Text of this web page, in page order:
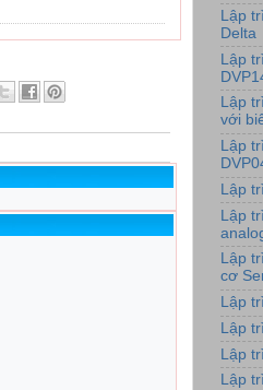
Lập
Delta
Lập
Lập
với
Lập
Lập
Lập
Lập
cơ
Lập
Lập
Lập
Lập